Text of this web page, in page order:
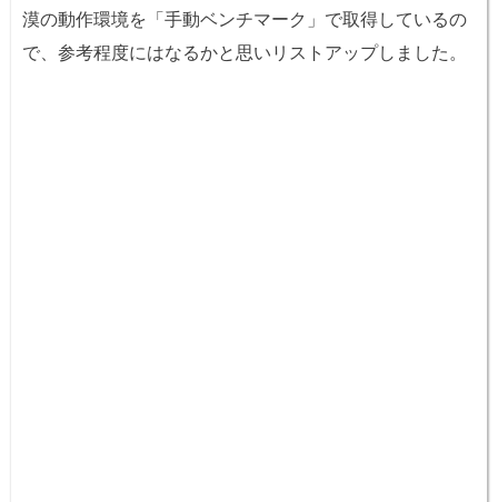
漠の動作環境を「手動ベンチマーク」で取得しているの
で、参考程度にはなるかと思いリストアップしました。